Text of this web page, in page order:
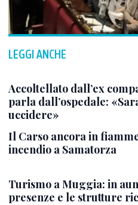
LEGGI ANCHE
Accoltellato dall’ex
parla dall’ospedale:
uccidere»
Il Carso ancora in
incendio a Samatorza
Turismo a Muggia: in
presenze e le strutture